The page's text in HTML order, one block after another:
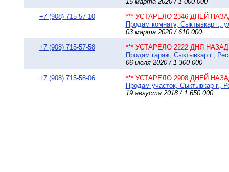
+7 (908) 715-57-10
*** УСТАРЕЛО 2346 ДНЕЙ
Продам комнату, Сыктывкар г.,
03 марта 2020 / 610 000
+7 (908) 715-57-58
*** УСТАРЕЛО 2222 ДНЯ НАЗАД
Продам гараж, Сыктывкар г.,
06 июля 2020 / 1 300 000
+7 (908) 715-58-06
*** УСТАРЕЛО 2908 ДНЕЙ
Продам участок, Сыктывкар г.,
19 августа 2018 / 1 650 000